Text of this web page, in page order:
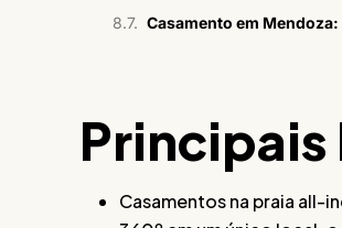
Casamento em
Casamentos na praia all-